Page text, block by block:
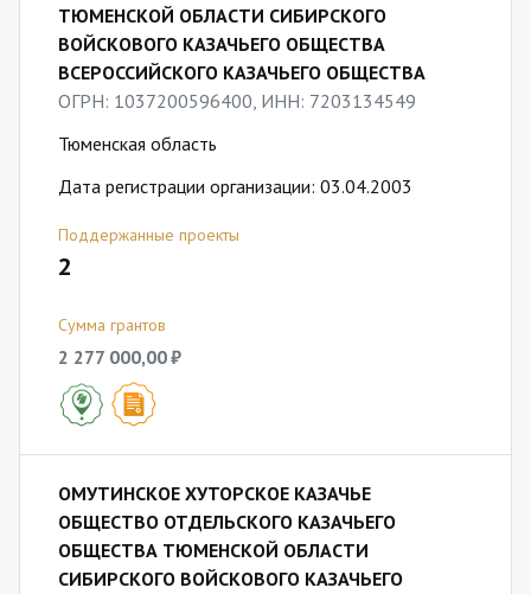
ТЮМЕНСКОЙ ОБЛАСТИ СИБИРСКОГО
ВОЙСКОВОГО КАЗАЧЬЕГО ОБЩЕСТВА
ВСЕРОССИЙСКОГО КАЗАЧЬЕГО ОБЩЕСТВА
ОГРН: 1037200596400, ИНН: 7203134549
Тюменская область
Дата регистрации организации: 03.04.2003
Поддержанные проекты
2
Сумма грантов
2 277 000,00 ₽
ОМУТИНСКОЕ ХУТОРСКОЕ КАЗАЧЬЕ
ОБЩЕСТВО ОТДЕЛЬСКОГО КАЗАЧЬЕГО
ОБЩЕСТВА ТЮМЕНСКОЙ ОБЛАСТИ
СИБИРСКОГО ВОЙСКОВОГО КАЗАЧЬЕГО